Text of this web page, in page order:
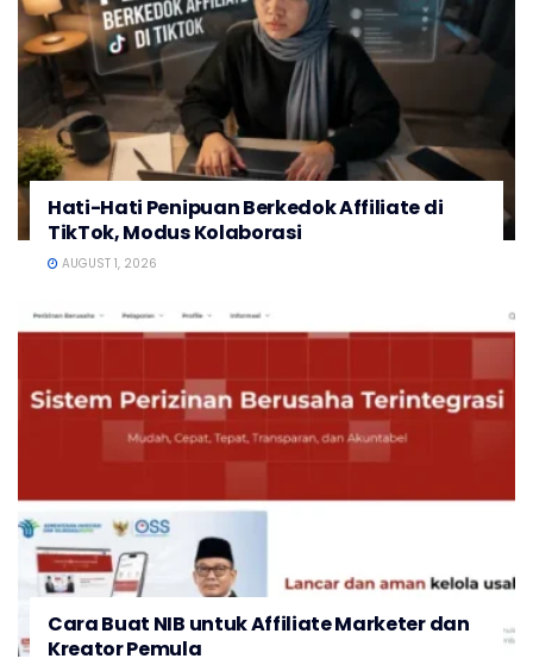
Hati-Hati Penipuan Berkedok Affiliate di
TikTok, Modus Kolaborasi
AUGUST 1, 2026
Cara Buat NIB untuk Affiliate Marketer dan
Kreator Pemula